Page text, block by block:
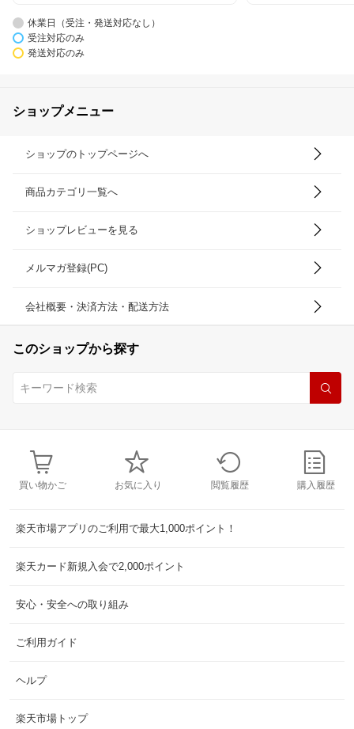
休業日（受注・発送対応なし）
受注対応のみ
発送対応のみ
ショップメニュー
ショップのトップページへ
商品カテゴリ一覧へ
ショップレビューを見る
メルマガ登録(PC)
会社概要・決済方法・配送方法
このショップから探す
買い物かご お気に入り 閲覧履歴 購入履歴
楽天市場アプリのご利用で最大1,000ポイント！
楽天カード新規入会で2,000ポイント
安心・安全への取り組み
ご利用ガイド
ヘルプ
楽天市場トップ